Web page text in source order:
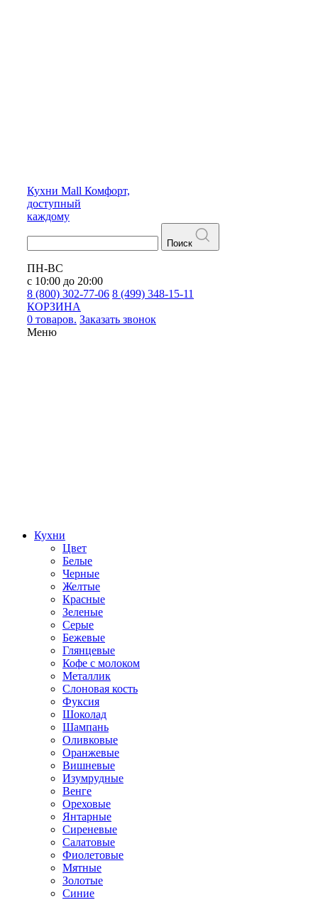
Кухни Mall Комфорт,
доступный
каждому
Поиск
ПН-ВС
с 10:00 до 20:00
8 (800) 302-77-06 8 (499) 348-15-11
КОРЗИНА
0 товаров. Заказать звонок
Меню
Кухни
Цвет
Белые
Черные
Желтые
Красные
Зеленые
Серые
Бежевые
Глянцевые
Кофе с молоком
Металлик
Слоновая кость
Фуксия
Шоколад
Шампань
Оливковые
Оранжевые
Вишневые
Изумрудные
Венге
Ореховые
Янтарные
Сиреневые
Салатовые
Фиолетовые
Мятные
Золотые
Синие